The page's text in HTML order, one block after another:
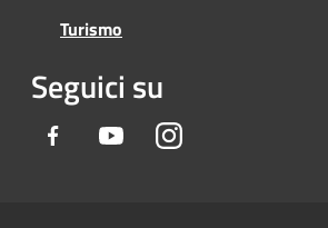
Turismo
Seguici su
Facebook YoutubeInstagram